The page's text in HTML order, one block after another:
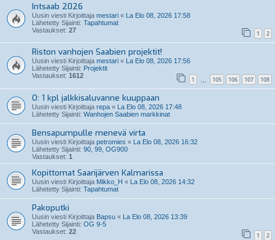
Intsaab 2026
Uusin viesti Kirjoittaja mestari « La Elo 08, 2026 17:58
Lähetetty Sijainti: Tapahtumat
Vastaukset: 27 1 2
Riston vanhojen Saabien projektit!
Uusin viesti Kirjoittaja mestari « La Elo 08, 2026 17:56
Lähetetty Sijainti: Projektit
Vastaukset: 1612 1 105 106 107 108
O: 1 kpl jalkkisaluvanne kuuppaan
Uusin viesti Kirjoittaja repa « La Elo 08, 2026 17:48
Lähetetty Sijainti: Wanhojen Saabien markkinat
Bensapumpulle menevä virta
Uusin viesti Kirjoittaja petromies « La Elo 08, 2026 16:32
Lähetetty Sijainti: 90, 99, OG900
Vastaukset: 1
Kopittomat Saarijärven Kalmarissa
Uusin viesti Kirjoittaja Mikko_H « La Elo 08, 2026 14:32
Lähetetty Sijainti: Tapahtumat
Pakoputki
Uusin viesti Kirjoittaja Bapsu « La Elo 08, 2026 13:39
Lähetetty Sijainti: OG 9-5
Vastaukset: 22 1 2